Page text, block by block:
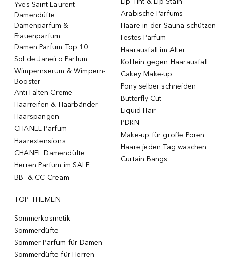
Yves Saint Laurent
Damendüfte
Damenparfum &
Frauenparfum
Damen Parfum Top 10
Sol de Janeiro Parfum
Wimpernserum & Wimpern-
Booster
Anti-Falten Creme
Haarreifen & Haarbänder
Haarspangen
CHANEL Parfum
Haarextensions
CHANEL Damendüfte
Herren Parfum im SALE
BB- & CC-Cream
Arabische Parfums
Haare in der Sauna schützen
Festes Parfum
Haarausfall im Alter
Koffein gegen Haarausfall
Cakey Make-up
Pony selber schneiden
Butterfly Cut
Liquid Hair
PDRN
Make-up für große Poren
Haare jeden Tag waschen
Curtain Bangs
TOP THEMEN
Sommerkosmetik
Sommerdüfte
Sommer Parfum für Damen
Sommerdüfte für Herren